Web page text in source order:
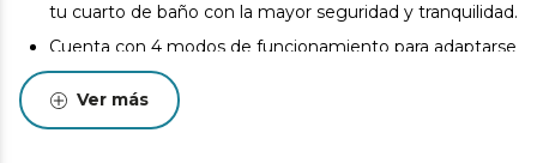
tu cuarto de baño con la mayor seguridad y tranquilidad.
Cuenta con 4 modos de funcionamiento para adaptarse
a las necesidades de cada momento, modo Confort,
modo Eco, modo Antihelada y modo Ventana abierta.
Permite seleccionar la temperatura deseada en la
Ver más